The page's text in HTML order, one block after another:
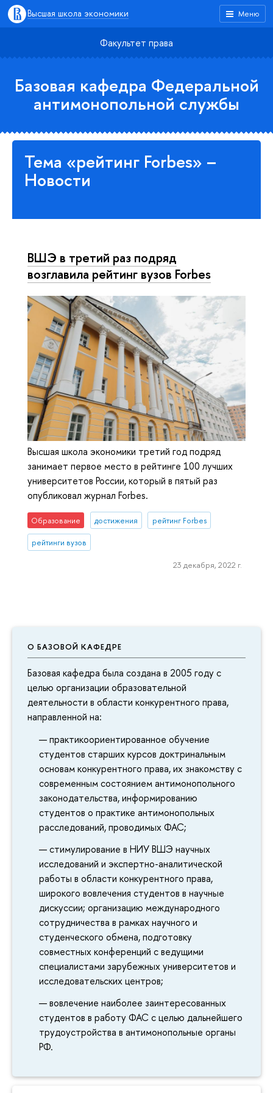
Меню
Высшая школа экономики
О БАЗОВОЙ КАФЕДРЕ
Базовая кафедра была создана в 2005 году с
целью организации образовательной
деятельности в области конкурентного права,
направленной на:
практикоориентированное обучение
студентов старших курсов доктринальным
основам конкурентного права, их знакомству с
современным состоянием антимонопольного
законодательства, информированию
студентов о практике антимонопольных
расследований, проводимых ФАС;
стимулирование в НИУ ВШЭ научных
исследований и экспертно-аналитической
работы в области конкурентного права,
широкого вовлечения студентов в научные
дискуссии; организацию международного
сотрудничества в рамках научного и
студенческого обмена, подготовку
совместных конференций с ведущими
специалистами зарубежных университетов и
исследовательских центров;
вовлечение наиболее заинтересованных
студентов в работу ФАС с целью дальнейшего
трудоустройства в антимонопольные органы
РФ.
Факультет права
Базовая кафедра Федеральной
антимонопольной службы
Тема «рейтинг Forbes» –
Новости
ВШЭ в третий раз подряд
возглавила рейтинг вузов Forbes
Высшая школа экономики третий год подряд
занимает первое место в рейтинге 100 лучших
университетов России, который в пятый раз
опубликовал журнал Forbes.
Образование достижения рейтинг Forbes
рейтинги вузов
23 декабря, 2022 г.